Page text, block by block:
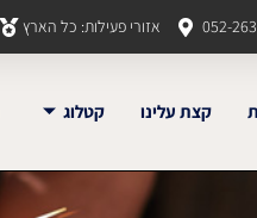
052- אזורי פעילות: כל הארץ
קצת עלינו קטלוג